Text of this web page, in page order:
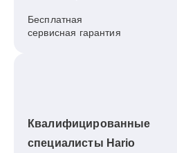
Бесплатная
сервисная гарантия
Квалифицированные
специалисты Hario